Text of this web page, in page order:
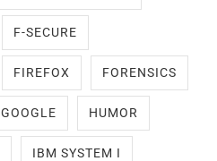
F-SECURE
FIREFOX FORENSICS
GOOGLE HUMOR
IBM SYSTEM I